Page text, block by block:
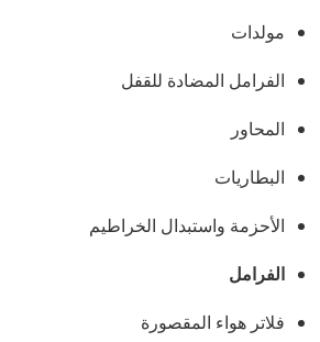
مولدات
الفرامل المضادة للقفل
المحاور
البطاريات
الأحزمة واستبدال الخراطيم
الفرامل
فلاتر هواء المقصورة